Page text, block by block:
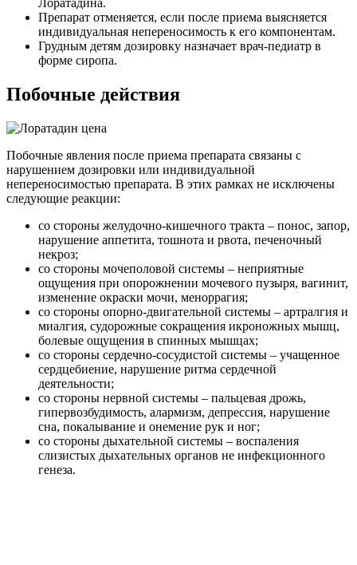
Лоратадина.
Препарат отменяется, если после приема выясняется
индивидуальная непереносимость к его компонентам.
Грудным детям дозировку назначает врач-педиатр в
форме сиропа.
Побочные действия
Побочные явления после приема препарата связаны с
нарушением дозировки или индивидуальной
непереносимостью препарата. В этих рамках не исключены
следующие реакции:
со стороны желудочно-кишечного тракта – понос, запор,
нарушение аппетита, тошнота и рвота, печеночный
некроз;
со стороны мочеполовой системы – неприятные
ощущения при опорожнении мочевого пузыря, вагинит,
изменение окраски мочи, меноррагия;
со стороны опорно-двигательной системы – артралгия и
миалгия, судорожные сокращения икроножных мышц,
болевые ощущения в спинных мышцах;
со стороны сердечно-сосудистой системы – учащенное
сердцебиение, нарушение ритма сердечной
деятельности;
со стороны нервной системы – пальцевая дрожь,
гипервозбудимость, алармизм, депрессия, нарушение
сна, покалывание и онемение рук и ног;
со стороны дыхательной системы – воспаления
слизистых дыхательных органов не инфекционного
генеза.